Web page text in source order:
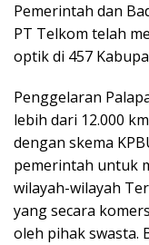
Pemerintah dan
PT Telkom telah
optik di 457
Penggelaran
lebih dari 12.000
dengan skema
pemerintah untuk
wilayah-wilayah
yang secara
oleh pihak swasta.